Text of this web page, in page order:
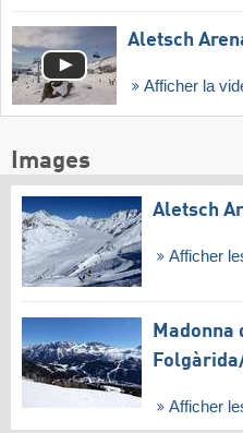
Aletsch
Afficher la
Images
Aletsch
Afficher
Afficher